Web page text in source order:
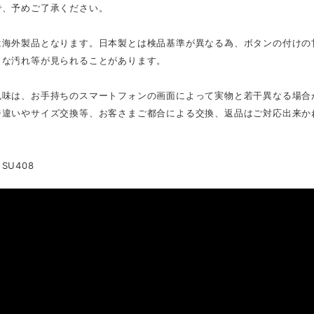
予めご了承ください。
外製品となります。日本製とは検品基準が異なる為、ボタンの付け
汚れ等が見られることがあります。
は、お手持ちのスマートフォンの画面によって実物と若干異なる場
いやサイズ交換等、お客さまご都合による交換、返品はご対応出来か
SU408